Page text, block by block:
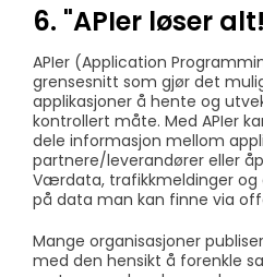
6. "APIer løser
APIer (Application
grensesnitt som gjør det
applikasjoner å hente og
kontrollert måte. Med APIer
dele informasjon mellom
partnere/leverandører eller
Værdata, trafikkmeldinger og
på data man kan finne via
Mange organisasjoner
med den hensikt å forenkle